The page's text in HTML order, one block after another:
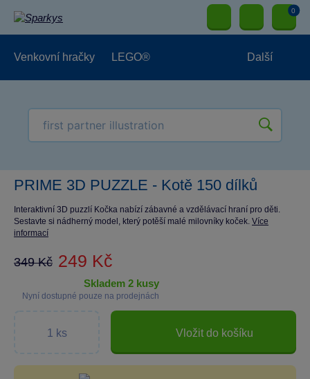
0
Venkovní hračky LEGO® Další
PRIME 3D PUZZLE - Kotě 150 dílků
Interaktivní 3D puzzlí Kočka nabízí zábavné a vzdělávací hraní pro děti.
Sestavte si nádherný model, který potěší malé milovníky koček. Více
informací
349 Kč 249 Kč
skladem 2 kusy
Nyní dostupné pouze na prodejnách
Vložit do košíku